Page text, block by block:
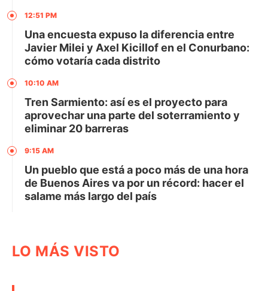
12:51 PM
Una encuesta expuso la diferencia entre
Javier Milei y Axel Kicillof en el Conurbano:
cómo votaría cada distrito
10:10 AM
Tren Sarmiento: así es el proyecto para
aprovechar una parte del soterramiento y
eliminar 20 barreras
9:15 AM
Un pueblo que está a poco más de una hora
de Buenos Aires va por un récord: hacer el
salame más largo del país
LO MÁS VISTO